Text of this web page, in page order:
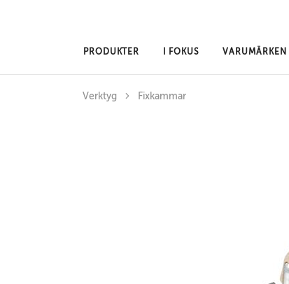
PRODUKTER I FOKUS VARUMÄRKEN
Verktyg Fixkammar